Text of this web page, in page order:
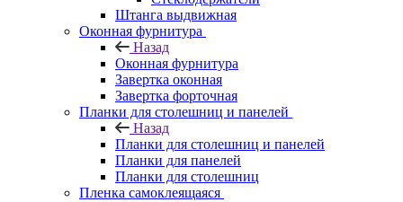
Штанга выдвижная
Оконная фурнитура
Назад
Оконная фурнитура
Завертка оконная
Завертка форточная
Планки для столешниц и панелей
Назад
Планки для столешниц и панелей
Планки для панелей
Планки для столешниц
Пленка самоклеящаяся